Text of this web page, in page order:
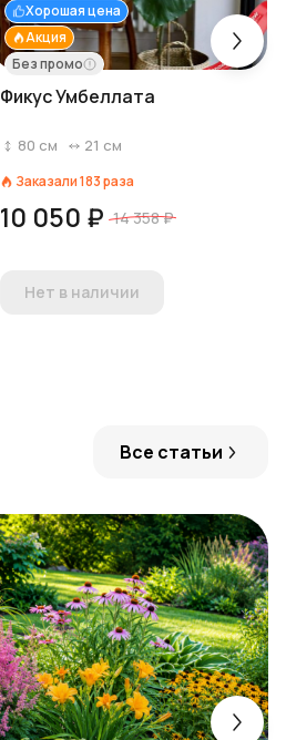
Акция
Хорошая цена
Без промо
Фикус Умбеллата
80 см 21 см
Заказали183раза
10 050 ₽ 14 358 ₽
Нет в наличии
Все статьи